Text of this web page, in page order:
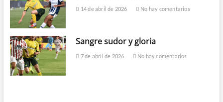
14 de abril de 2026 No hay comentarios
Sangre sudor y gloria
7 de abril de 2026 No hay comentarios